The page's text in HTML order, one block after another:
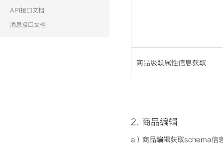
API接口文档
消息接口文档
商品级联属性信息获取
2. 商品编辑
a）商品编辑获取schema信